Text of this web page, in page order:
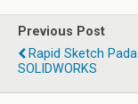
Previous Post
Rapid Sketch Pada
SOLIDWORKS